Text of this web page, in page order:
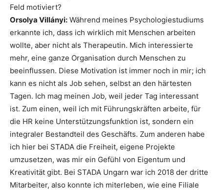
Feld motiviert?
Orsolya Villányi: Während meines Psychologiestudiums
erkannte ich, dass ich wirklich mit Menschen arbeiten
wollte, aber nicht als Therapeutin. Mich interessierte
mehr, eine ganze Organisation durch Menschen zu
beeinflussen. Diese Motivation ist immer noch in mir; ich
kann es nicht als Job sehen, selbst an den härtesten
Tagen. Ich mag meinen Job, weil jeder Tag interessant
ist. Zum einen, weil ich mit Führungskräften arbeite, für
die HR keine Unterstützungsfunktion ist, sondern ein
integraler Bestandteil des Geschäfts. Zum anderen habe
ich hier bei STADA die Freiheit, eigene Projekte
umzusetzen, was mir ein Gefühl von Eigentum und
Kreativität gibt. Bei STADA Ungarn war ich 2018 der dritte
Mitarbeiter, also konnte ich miterleben, wie eine Filiale